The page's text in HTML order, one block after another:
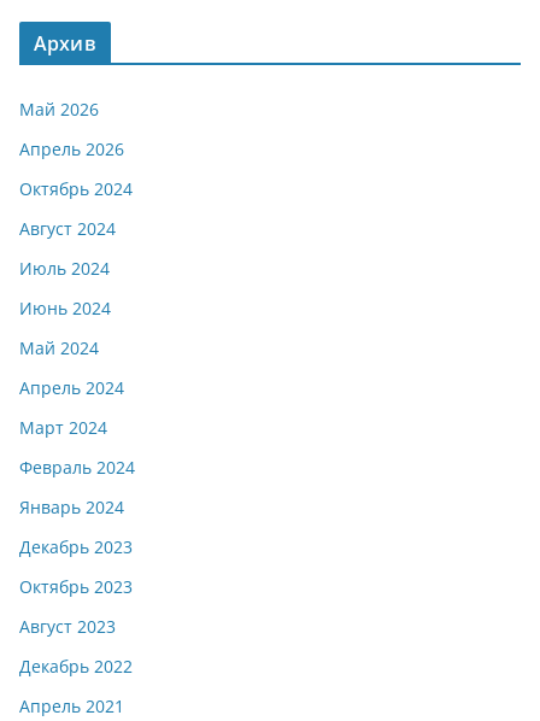
Архив
Май 2026
Апрель 2026
Октябрь 2024
Август 2024
Июль 2024
Июнь 2024
Май 2024
Апрель 2024
Март 2024
Февраль 2024
Январь 2024
Декабрь 2023
Октябрь 2023
Август 2023
Декабрь 2022
Апрель 2021